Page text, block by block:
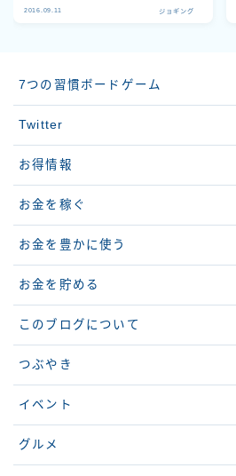
2016.09.11 ジョギング
7つの習慣ボードゲーム
Twitter
お得情報
お金を稼ぐ
お金を豊かに使う
お金を貯める
このブログについて
つぶやき
イベント
グルメ